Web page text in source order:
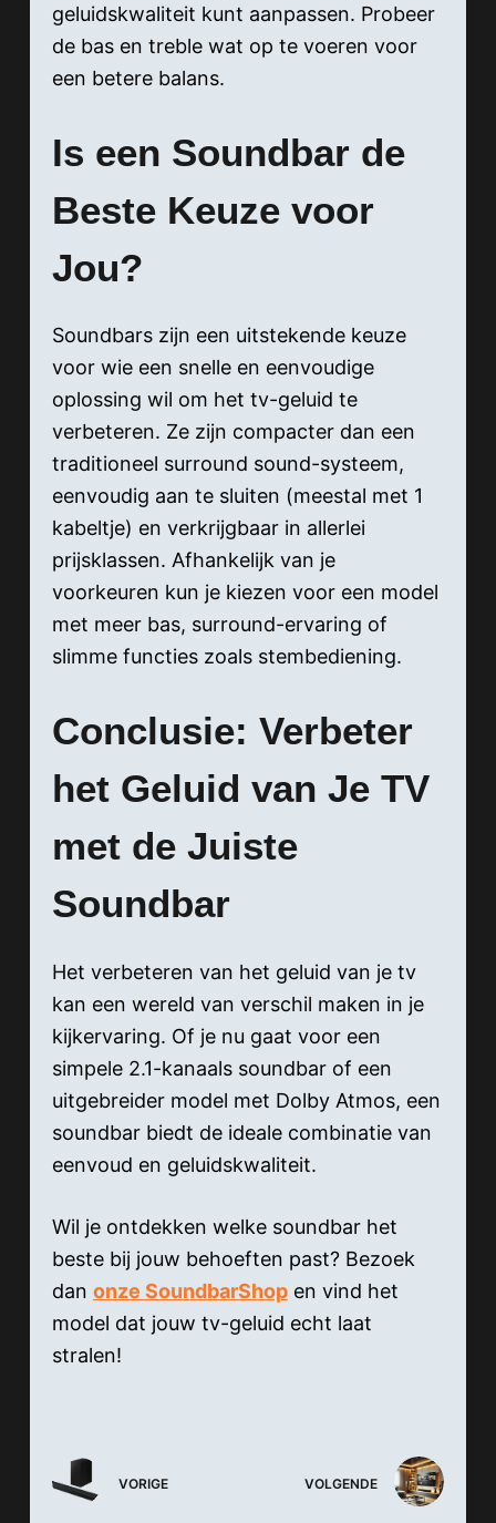
geluidskwaliteit kunt aanpassen. Probeer
de bas en treble wat op te voeren voor
een betere balans.
Is een Soundbar de
Beste Keuze voor
Jou?
Soundbars zijn een uitstekende keuze
voor wie een snelle en eenvoudige
oplossing wil om het tv-geluid te
verbeteren. Ze zijn compacter dan een
traditioneel surround sound-systeem,
eenvoudig aan te sluiten (meestal met 1
kabeltje) en verkrijgbaar in allerlei
prijsklassen. Afhankelijk van je
voorkeuren kun je kiezen voor een model
met meer bas, surround-ervaring of
slimme functies zoals stembediening.
Conclusie: Verbeter
het Geluid van Je TV
met de Juiste
Soundbar
Het verbeteren van het geluid van je tv
kan een wereld van verschil maken in je
kijkervaring. Of je nu gaat voor een
simpele 2.1-kanaals soundbar of een
uitgebreider model met Dolby Atmos, een
soundbar biedt de ideale combinatie van
eenvoud en geluidskwaliteit.
Wil je ontdekken welke soundbar het
beste bij jouw behoeften past? Bezoek
dan onze SoundbarShopen vind het
model dat jouw tv-geluid echt laat
stralen!
VORIGE VOLGENDE